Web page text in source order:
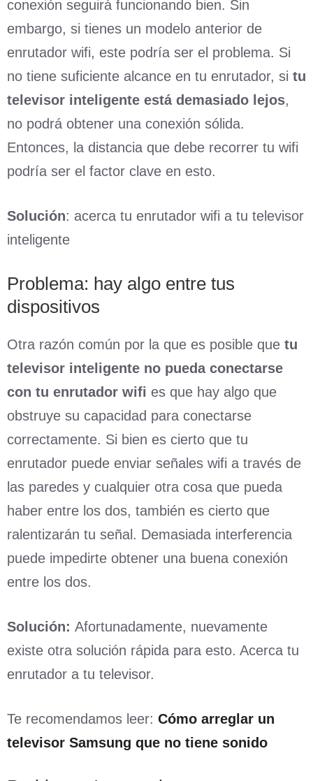
conexión seguirá funcionando bien. Sin
embargo, si tienes un modelo anterior de
enrutador wifi, este podría ser el problema. Si
no tiene suficiente alcance en tu enrutador, si tu
televisor inteligente está demasiado lejos,
no podrá obtener una conexión sólida.
Entonces, la distancia que debe recorrer tu wifi
podría ser el factor clave en esto.
Solución: acerca tu enrutador wifi a tu televisor
inteligente
Problema: hay algo entre tus
dispositivos
Otra razón común por la que es posible que tu
televisor inteligente no pueda conectarse
con tu enrutador wifi es que hay algo que
obstruye su capacidad para conectarse
correctamente. Si bien es cierto que tu
enrutador puede enviar señales wifi a través de
las paredes y cualquier otra cosa que pueda
haber entre los dos, también es cierto que
ralentizarán tu señal. Demasiada interferencia
puede impedirte obtener una buena conexión
entre los dos.
Solución: Afortunadamente, nuevamente
existe otra solución rápida para esto. Acerca tu
enrutador a tu televisor.
Te recomendamos leer: Cómo arreglar un
televisor Samsung que no tiene sonido